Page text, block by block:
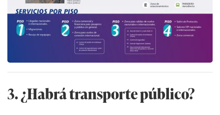
3. ¿Habrá transporte público?